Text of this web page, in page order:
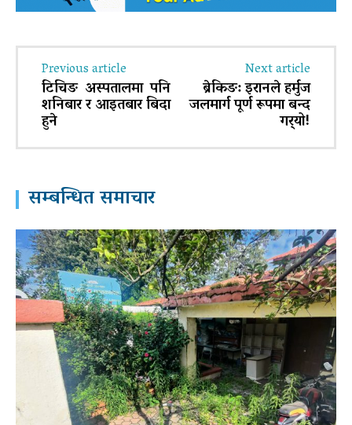
Previous article
टिचिङ अस्पतालमा पनि
शनिबार र आइतबार बिदा
हुने
Next article
ब्रेकिङ: इरानले हर्मुज
जलमार्ग पूर्ण रूपमा बन्द
गर्‍यो!
सम्बन्धित समाचार